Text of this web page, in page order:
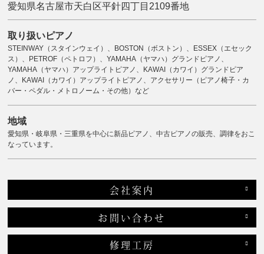
愛知県名古屋市天白区平針四丁目2109番地
取り扱いピアノ
STEINWAY（スタインウェイ）、BOSTON（ボストン）、ESSEX（エセック
ス）、PETROF（ペトロフ）、YAMAHA（ヤマハ）グランドピアノ、
YAMAHA（ヤマハ）アップライトピアノ、KAWAI（カワイ）グランドピア
ノ、KAWAI（カワイ）アップライトピアノ、アクセサリー（ピアノ椅子・カ
バー・ペダル・メトロノーム・その他）など
地域
愛知県・岐阜県・三重県を中心に新品ピアノ、中古ピアノの販売、調律をおこ
なっています。
会社案内
お問い合わせ
修理工房